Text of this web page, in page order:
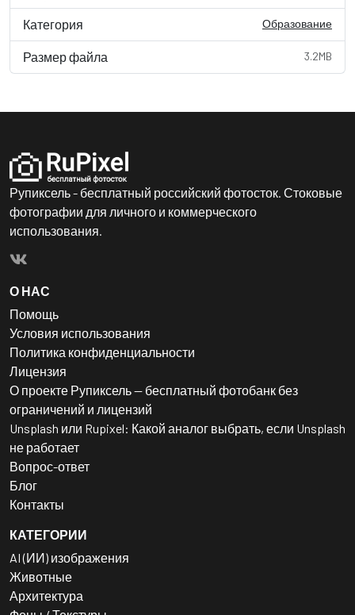
Категория Образование
Размер файла 3.2MB
Рупиксель - бесплатный российский фотосток. Стоковые
фотографии для личного и коммерческого
использования.
О НАС
Помощь
Условия использования
Политика конфиденциальности
Лицензия
О проекте Рупиксель — бесплатный фотобанк без
ограничений и лицензий
Unsplash или Rupixel: Какой аналог выбрать, если Unsplash
не работает
Вопрос-ответ
Блог
Контакты
КАТЕГОРИИ
AI (ИИ) изображения
Животные
Архитектура